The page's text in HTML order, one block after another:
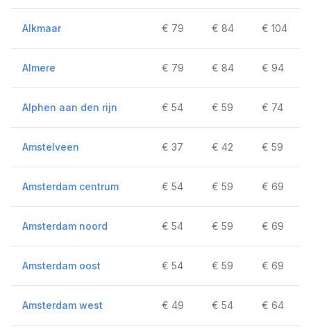
Alkmaar € 79 € 84 € 104
Almere € 79 € 84 € 94
Alphen aan den rijn € 54 € 59 € 74
Amstelveen € 37 € 42 € 59
Amsterdam centrum € 54 € 59 € 69
Amsterdam noord € 54 € 59 € 69
Amsterdam oost € 54 € 59 € 69
Amsterdam west € 49 € 54 € 64